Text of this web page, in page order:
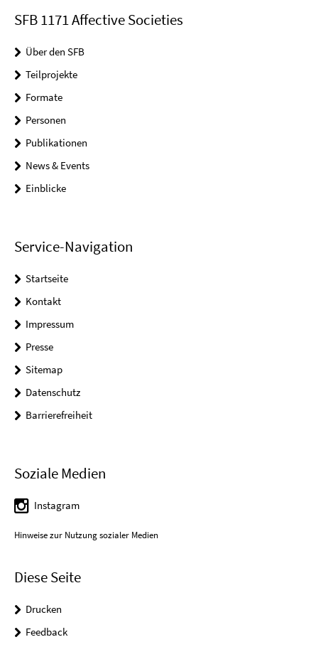
SFB 1171 Affective Societies
Über den SFB
Teilprojekte
Formate
Personen
Publikationen
News & Events
Einblicke
Service-Navigation
Startseite
Kontakt
Impressum
Presse
Sitemap
Datenschutz
Barrierefreiheit
Soziale Medien
Instagram
Hinweise zur Nutzung sozialer Medien
Diese Seite
Drucken
Feedback